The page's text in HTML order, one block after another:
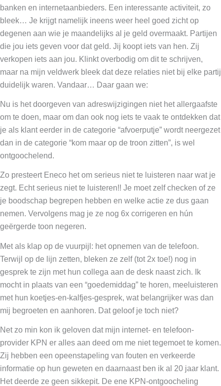
banken en internetaanbieders. Een interessante activiteit, zo
bleek… Je krijgt namelijk ineens weer heel goed zicht op
degenen aan wie je maandelijks al je geld overmaakt. Partijen
die jou iets geven voor dat geld. Jij koopt iets van hen. Zij
verkopen iets aan jou. Klinkt overbodig om dit te schrijven,
maar na mijn veldwerk bleek dat deze relaties niet bij elke partij
duidelijk waren. Vandaar… Daar gaan we:
Nu is het doorgeven van adreswijzigingen niet het allergaafste
om te doen, maar om dan ook nog iets te vaak te ontdekken dat
je als klant eerder in de categorie “afvoerputje” wordt neergezet
dan in de categorie “kom maar op de troon zitten”, is wel
ontgoochelend.
Zo presteert Eneco het om serieus niet te luisteren naar wat je
zegt. Echt serieus niet te luisteren!! Je moet zelf checken of ze
je boodschap begrepen hebben en welke actie ze dus gaan
nemen. Vervolgens mag je ze nog 6x corrigeren en hún
geërgerde toon negeren.
Met als klap op de vuurpijl: het opnemen van de telefoon.
Terwijl op de lijn zetten, bleken ze zelf (tot 2x toe!) nog in
gesprek te zijn met hun collega aan de desk naast zich. Ik
mocht in plaats van een “goedemiddag” te horen, meeluisteren
met hun koetjes-en-kalfjes-gesprek, wat belangrijker was dan
mij begroeten en aanhoren. Dat geloof je toch niet?
Net zo min kon ik geloven dat mijn internet- en telefoon-
provider KPN er alles aan deed om me niet tegemoet te komen.
Zij hebben een opeenstapeling van fouten en verkeerde
informatie op hun geweten en daarnaast ben ik al 20 jaar klant.
Het deerde ze geen sikkepit. De ene KPN-ontgoocheling